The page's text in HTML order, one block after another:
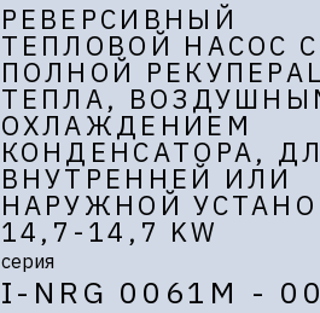
РЕВЕРСИВНЫЙ
ТЕПЛОВОЙ НАСОС C
ПОЛНОЙ
ТЕПЛА,
ОХЛАЖДЕНИЕМ
КОНДЕНСАТОРА,
ВНУТРЕННЕЙ ИЛИ
НАРУЖНОЙ
14,7-14,7 KW
серия
I-NRG 0061M -